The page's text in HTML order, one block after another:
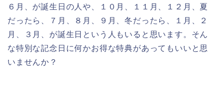
６月、が誕生日の人や、１０月、１１月、１２月、夏
だったら、７月、８月、９月、冬だったら、１月、２
月、３月、が誕生日という人もいると思います。そん
な特別な記念日に何かお得な特典があってもいいと思
いませんか？